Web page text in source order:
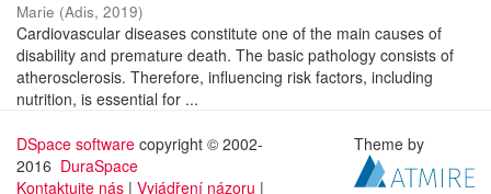
Marie (Adis, 2019)
Cardiovascular diseases constitute one of the main causes of
disability and premature death. The basic pathology consists of
atherosclerosis. Therefore, influencing risk factors, including
nutrition, is essential for ...
DSpace software copyright © 2002-
2016 DuraSpace
Kontaktujte nás | Vyjádření názoru |
Theme by